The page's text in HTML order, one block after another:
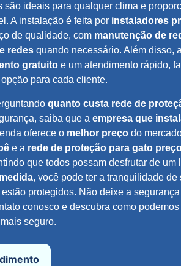
são ideais para qualquer clima e
A instalação é feita por instaladores
de qualidade, com manutenção de
redes quando necessário. Além disso,
gratuito e um atendimento rápido,
para cada cliente.
quanto custa rede de
saiba que a empresa que
oferece o melhor preço do
e a rede de proteção para gato
que todos possam desfrutar de um
, você pode ter a tranquilidade de
protegidos. Não deixe a
conosco e descubra como
seguro.